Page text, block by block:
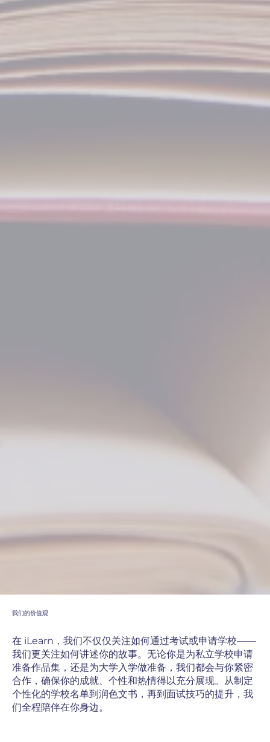
我们的价值观
在 iLearn，我们不仅仅关注如何通过考试或申请学校——
我们更关注如何讲述你的故事。无论你是为私立学校申请
准备作品集，还是为大学入学做准备，我们都会与你紧密
合作，确保你的成就、个性和热情得以充分展现。从制定
个性化的学校名单到润色文书，再到面试技巧的提升，我
们全程陪伴在你身边。